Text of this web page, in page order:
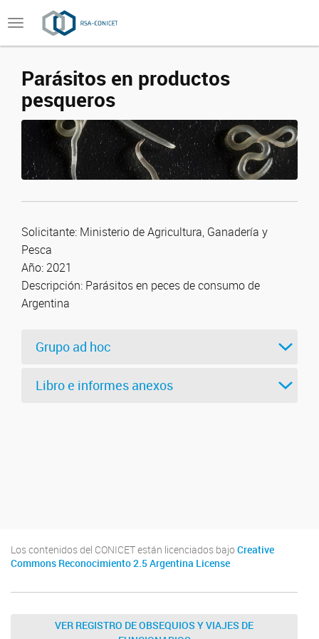
Toggle
navigation
Parásitos en productos
pesqueros
Solicitante: Ministerio de Agricultura, Ganadería y
Pesca
Año: 2021
Descripción: Parásitos en peces de consumo de
Argentina
Grupo ad hoc
Libro e informes anexos
Los contenidos del CONICET están licenciados bajo Creative
Commons Reconocimiento 2.5 Argentina License
VER REGISTRO DE OBSEQUIOS Y VIAJES DE